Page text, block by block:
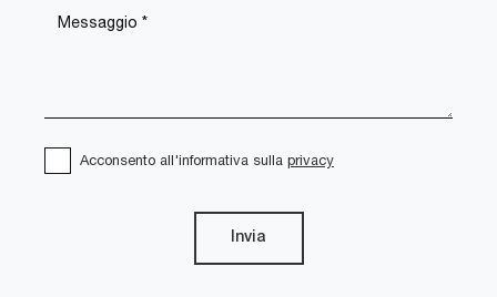
Acconsento all'informativa sulla privacy
Invia